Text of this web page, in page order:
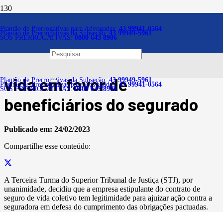
Plantão de Prerrogativas para Advogadas: 43 99941-0564
Plantão de Prerrogativas da Subseção:43 99949-5961
SOS PRERROGATIVAS:0800 643 8906
Plantão de Prerrogativas da Subseção:43 99949-5961
Plantão de Prerrogativas para Advogadas:43 99941-0564
SOS PRERROGATIVAS:0800 643 8906
Estipulante pode cobrar
pagamento do seguro de
vida em favor de
beneficiários do segurado
Publicado em: 24/02/2023
Compartilhe esse conteúdo:
A Terceira Turma do Superior Tribunal de Justiça (STJ), por
unanimidade, decidiu que a empresa estipulante do contrato de
seguro de vida coletivo tem legitimidade para ajuizar ação contra a
seguradora em defesa do cumprimento das obrigações pactuadas.